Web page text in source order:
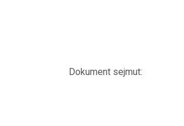
Dokument sejmut: